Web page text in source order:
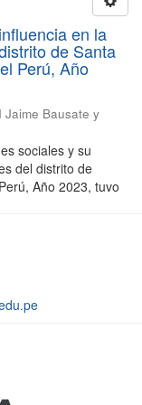
en la
de Santa
Perú, Año
Jaime Bausate y
sociales y su
del distrito de
Año 2023, tuvo